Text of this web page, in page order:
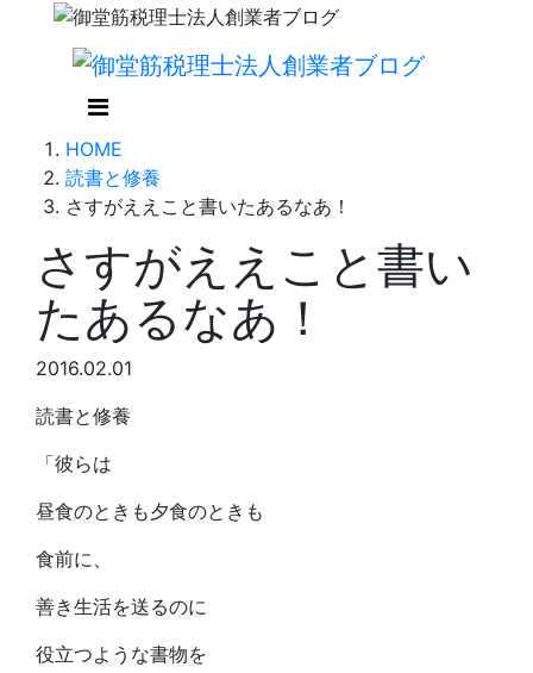
HOME
読書と修養
さすがええこと書いたあるなあ！
さすがええこと書い
たあるなあ！
2016.02.01
読書と修養
「彼らは
昼食のときも夕食のときも
食前に、
善き生活を送るのに
役立つような書物を